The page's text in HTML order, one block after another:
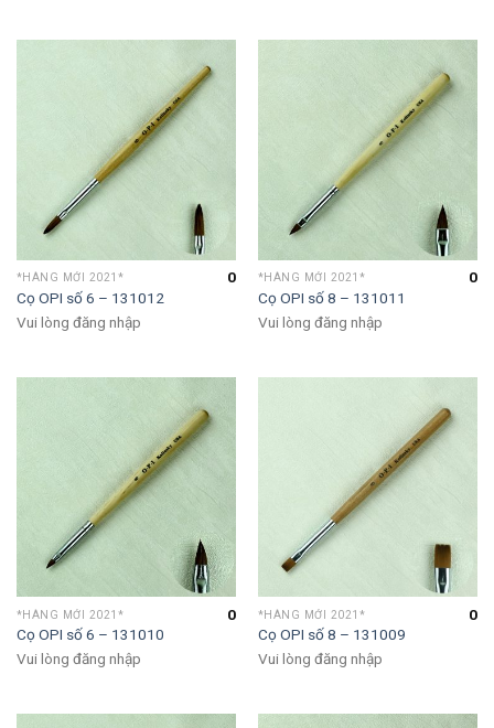
*HÀNG MỚI 2021*
Cọ OPI số 6 – 131012
0
Vui lòng đăng nhập
*HÀNG MỚI 2021*
Cọ OPI số 8 – 131011
0
Vui lòng đăng nhập
*HÀNG MỚI 2021*
Cọ OPI số 6 – 131010
0
Vui lòng đăng nhập
*HÀNG MỚI 2021*
Cọ OPI số 8 – 131009
0
Vui lòng đăng nhập